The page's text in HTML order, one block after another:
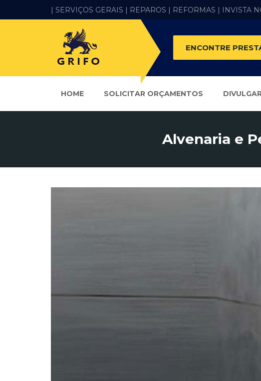
| SERVIÇOS GERAIS | REPAROS | REFORMAS | INVISTA
ENCONTRE
HOME SOLICITAR ORÇAMENTOS
Alvenaria e